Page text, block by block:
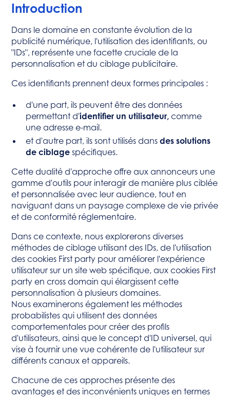
Introduction
Dans le domaine en constante évolution de la
publicité numérique, l'utilisation des identifiants, ou
"IDs", représente une facette cruciale de la
personnalisation et du ciblage publicitaire.
Ces identifiants prennent deux formes principales :
d'une part, ils peuvent être des données
permettant d'identifier un utilisateur, comme
une adresse e-mail.
et d'autre part, ils sont utilisés dansdes solutions
de ciblage spécifiques.
Cette dualité d'approche offre aux annonceurs une
gamme d'outils pour interagir de manière plus ciblée
et personnalisée avec leur audience, tout en
naviguant dans un paysage complexe de vie privée
et de conformité réglementaire.
Dans ce contexte, nous explorerons diverses
méthodes de ciblage utilisant des IDs, de l'utilisation
des cookies First party pour améliorer l'expérience
utilisateur sur un site web spécifique, aux cookies First
party en cross domain qui élargissent cette
personnalisation à plusieurs domaines.
Nous examinerons également les méthodes
probabilistes qui utilisent des données
comportementales pour créer des profils
d'utilisateurs, ainsi que le concept d'ID universel, qui
vise à fournir une vue cohérente de l'utilisateur sur
différents canaux et appareils.
Chacune de ces approches présente des
avantages et des inconvénients uniques en termes